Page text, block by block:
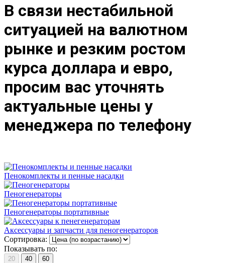
В связи нестабильной
ситуацией на валютном
рынке и резким ростом
курса доллара и евро,
просим вас уточнять
актуальные цены у
менеджера по телефону
Пенокомплекты и пенные насадки
Пеногенераторы
Пеногенераторы портативные
Аксессуары и запчасти для пеногенераторов
Сортировка:
Показывать по:
20 40 60